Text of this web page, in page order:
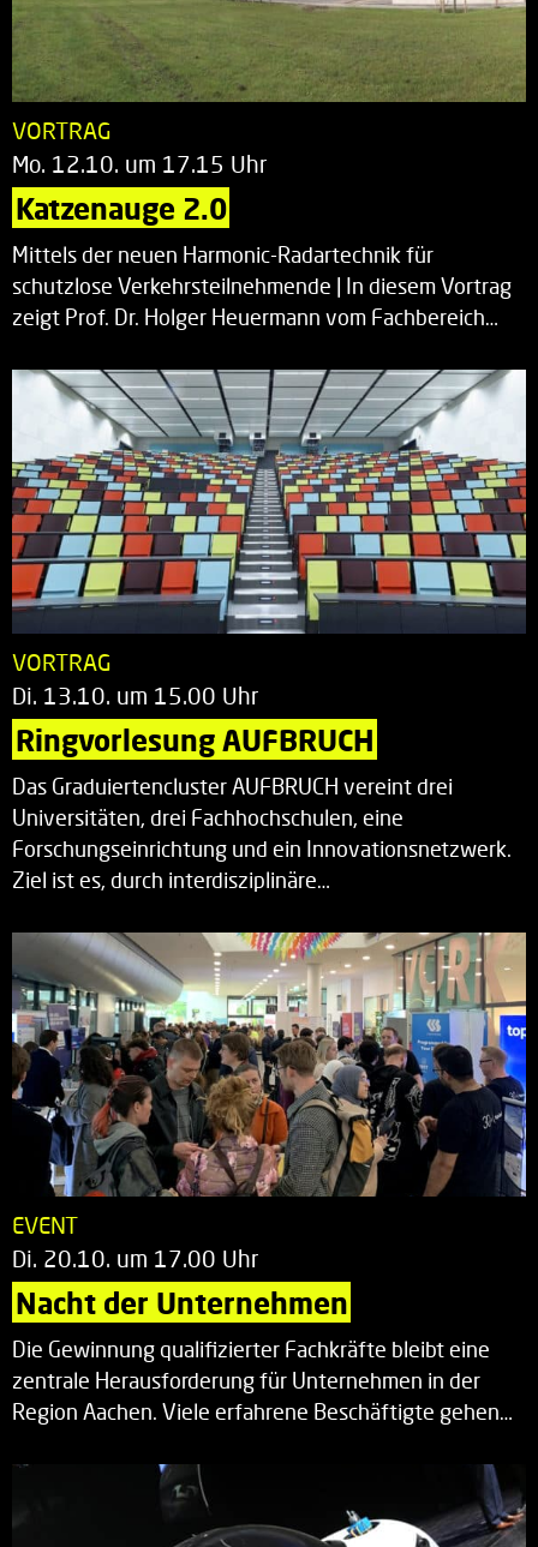
VORTRAG
Mo. 12.10. um 17.15 Uhr
Katzenauge 2.0
Mittels der neuen Harmonic-Radartechnik für
schutzlose Verkehrsteilnehmende | In diesem Vortrag
zeigt Prof. Dr. Holger Heuermann vom Fachbereich…
VORTRAG
Di. 13.10. um 15.00 Uhr
Ringvorlesung AUFBRUCH
Das Graduiertencluster AUFBRUCH vereint drei
Universitäten, drei Fachhochschulen, eine
Forschungseinrichtung und ein Innovationsnetzwerk.
Ziel ist es, durch interdisziplinäre…
EVENT
Di. 20.10. um 17.00 Uhr
Nacht der Unternehmen
Die Gewinnung qualifizierter Fachkräfte bleibt eine
zentrale Herausforderung für Unternehmen in der
Region Aachen. Viele erfahrene Beschäftigte gehen…